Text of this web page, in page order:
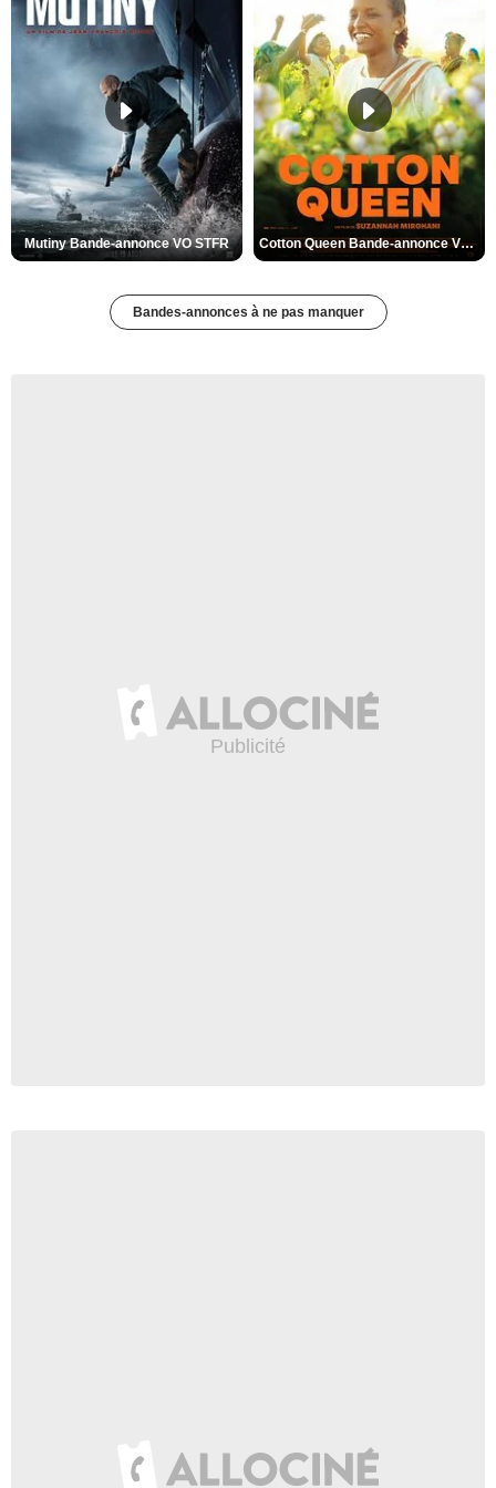
Mutiny Bande-annonce VO STFR Cotton Queen Bande-annonce VO STFR
Bandes-annonces à ne pas manquer